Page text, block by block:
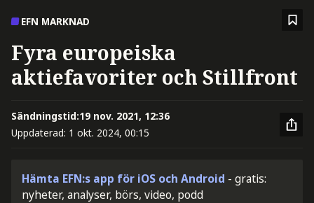
EFN MARKNAD
Fyra europeiska
aktiefavoriter och Stillfront
Sändningstid:19 nov. 2021, 12:36
Uppdaterad: 1 okt. 2024, 00:15
Hämta EFN:s app för iOS och Android - gratis:
nyheter, analyser, börs, video, podd